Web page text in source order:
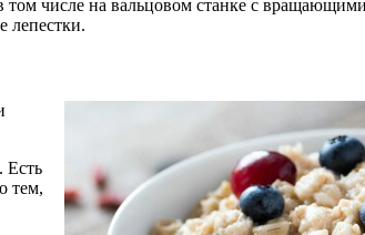
том числе на вальцовом станке с
лепестки.
Есть
тем,